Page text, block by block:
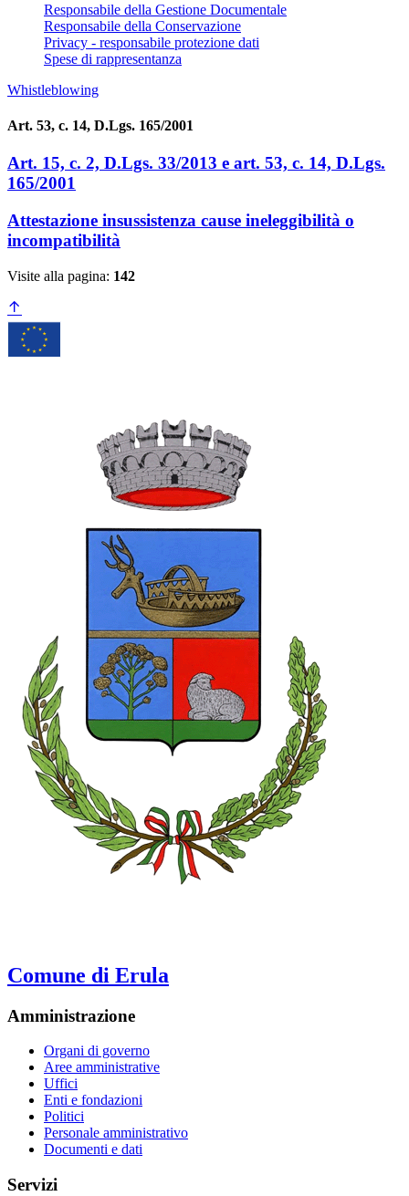
Responsabile della Gestione Documentale
Responsabile della Conservazione
Privacy - responsabile protezione dati
Spese di rappresentanza
Whistleblowing
Art. 53, c. 14, D.Lgs. 165/2001
Art. 15, c. 2, D.Lgs. 33/2013 e art. 53, c. 14, D.Lgs.
165/2001
Attestazione insussistenza cause ineleggibilità o
incompatibilità
Visite alla pagina: 142
Comune di Erula
Amministrazione
Organi di governo
Aree amministrative
Uffici
Enti e fondazioni
Politici
Personale amministrativo
Documenti e dati
Servizi